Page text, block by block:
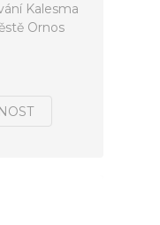
Kalesma
Ornos